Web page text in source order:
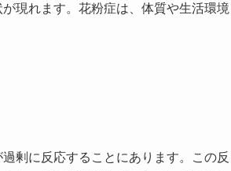
現れます。花粉症は、体質や生活環境
剰に反応することにあります。この反